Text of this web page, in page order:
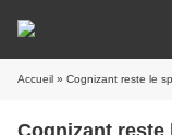
Accueil » Cognizant reste le
Cognizant